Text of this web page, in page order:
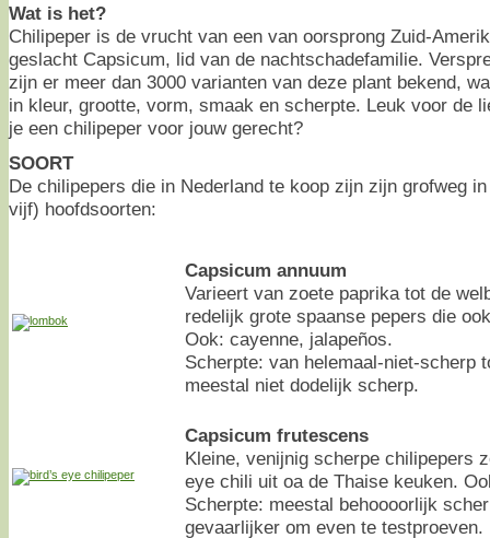
Wat is het?
Chilipeper is de vrucht van een van oorsprong Zuid-
geslacht Capsicum, lid van de nachtschadefamilie.
zijn er meer dan 3000 varianten van deze plant bekend,
in kleur, grootte, vorm, smaak en scherpte. Leuk voor de
je een chilipeper voor jouw gerecht?
SOORT
De chilipepers die in Nederland te koop zijn zijn grofweg
vijf) hoofdsoorten:
Capsicum annuum
Varieert van zoete paprika tot de
redelijk grote spaanse pepers die
Ook: cayenne, jalapeños.
Scherpte: van helemaal-niet-scherp
meestal niet dodelijk scherp.
Capsicum frutescens
Kleine, venijnig scherpe chilipepers
eye chili uit oa de Thaise keuken.
Scherpte: meestal behoooorlijk
gevaarlijker om even te testproeven.